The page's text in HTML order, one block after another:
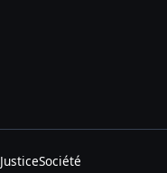
JusticeSociété